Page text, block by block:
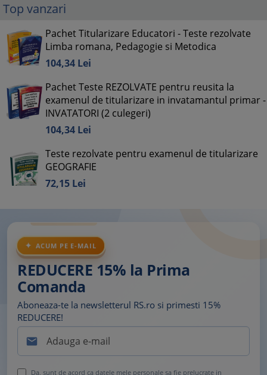
Top vanzari
Pachet Titularizare Educatori - Teste rezolvate
Limba romana, Pedagogie si Metodica
104,34 Lei
Pachet Teste REZOLVATE pentru reusita la
examenul de titularizare in invatamantul primar -
INVATATORI (2 culegeri)
104,34 Lei
Teste rezolvate pentru examenul de titularizare
GEOGRAFIE
72,15 Lei
ACUM PE E-MAIL
REDUCERE 15% la Prima
Comanda
Aboneaza-te la newsletterul RS.ro si primesti 15%
REDUCERE!

Da, sunt de acord ca datele mele personale sa fie prelucrate in